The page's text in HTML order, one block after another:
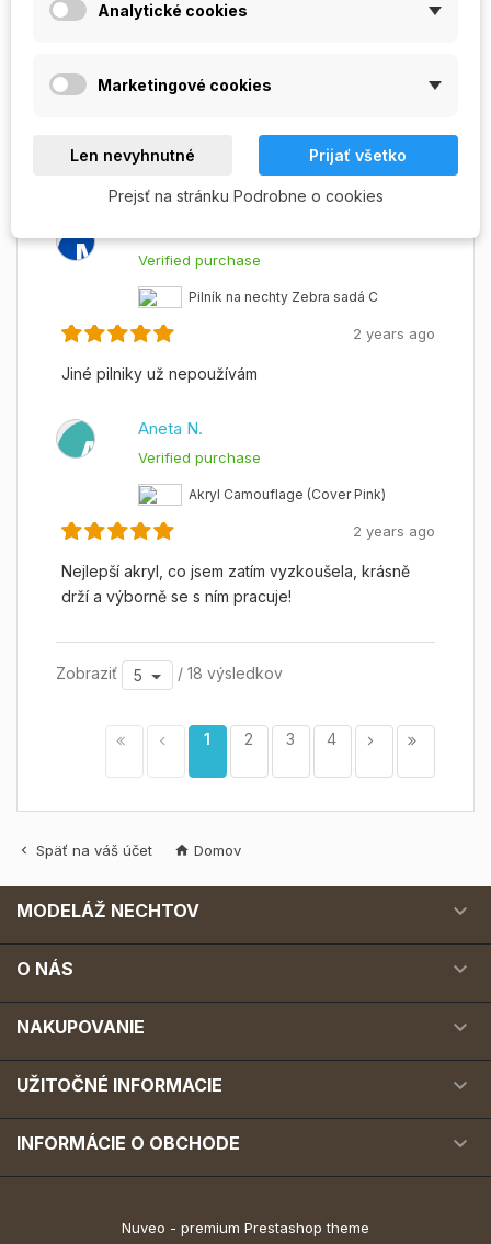
S
Nejlepší pilník na přírodní nehty 240 :-)
M Verified purchase
Pilník na nechty Zebra sadá C
2 years ago
Jiné pilniky už nepoužívám
A
Aneta N.
Verified purchase
Akryl Camouflage (Cover Pink)
2 years ago
Nejlepší akryl, co jsem zatím vyzkoušela, krásně
drží a výborně se s ním pracuje!
Zobraziť 5 / 18 výsledkov
1 2 3 4
 Späť na váš účet  Domov
MODELÁŽ NECHTOV 
O NÁS 
NAKUPOVANIE 
UŽITOČNÉ INFORMACIE 
INFORMÁCIE O OBCHODE 
Nuveo - premium Prestashop theme
Analytické cookies
Marketingové cookies
Len nevyhnutné Prijať všetko
Prejsť na stránku Podrobne o cookies